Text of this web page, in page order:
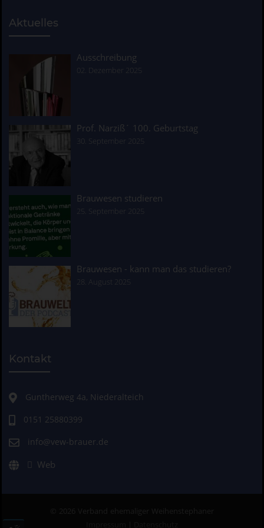
Aktuelles
Ausschreibung
02. Dezember 2025
Prof. Narziß´ 100. Geburtstag
30. September 2025
Brauwesen studieren
25. September 2025
Brauwesen - kann man das studieren?
28. August 2025
Kontakt
Guntherweg 4a, Niederalteich
0151 25880399
info@vew-brauer.de
Web